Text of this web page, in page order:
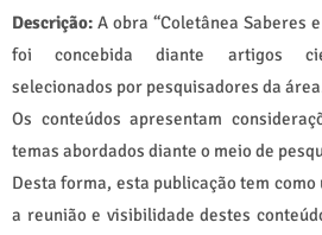
Descrição: A obra “Coletânea Saberes
foi concebida diante artigos
selecionados por pesquisadores da
Os conteúdos apresentam
temas abordados diante o meio de
Desta forma, esta publicação tem
a reunião e visibilidade destes